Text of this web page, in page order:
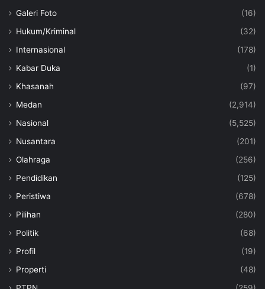
Galeri Foto
(16)
Hukum/Kriminal
(32)
Internasional
(178)
Kabar Duka
(1)
Khasanah
(97)
Medan
(2,914)
Nasional
(5,525)
Nusantara
(201)
Olahraga
(256)
Pendidikan
(125)
Peristiwa
(678)
Pilihan
(280)
Politik
(68)
Profil
(19)
Properti
(48)